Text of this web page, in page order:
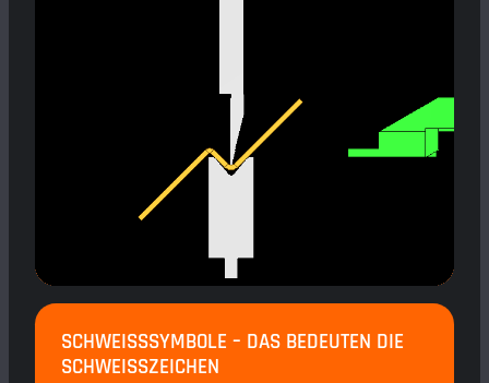
SCHWEISSSYMBOLE – DAS BEDEUTEN DIE S
CHWEISSZEICHEN